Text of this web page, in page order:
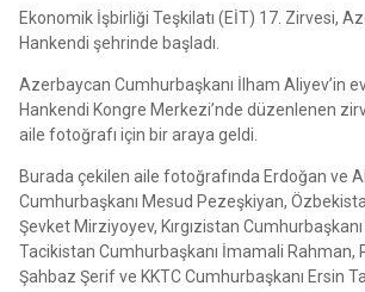
Ekonomik İşbirliği Teşkilatı (EİT) 17. Zirvesi,
Hankendi şehrinde başladı.
Azerbaycan Cumhurbaşkanı İlham Aliyev’in
Hankendi Kongre Merkezi’nde düzenlenen
aile fotoğrafı için bir araya geldi.
Burada çekilen aile fotoğrafında Erdoğan ve
Cumhurbaşkanı Mesud Pezeşkiyan,
Şevket Mirziyoyev, Kırgızistan Cumhurbaşkanı
Tacikistan Cumhurbaşkanı İmamali Rahman,
Şahbaz Şerif ve KKTC Cumhurbaşkanı Ersin